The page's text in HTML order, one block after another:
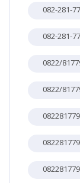
082-281-
082-281-
0822/
0822/